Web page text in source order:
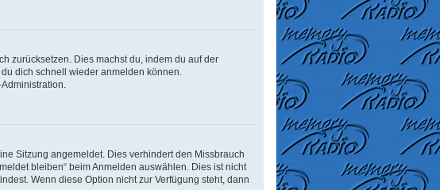
zurücksetzen. Dies machst du, indem du auf der
dich schnell wieder anmelden können.
Sitzung angemeldet. Dies verhindert den Missbrauch
bleiben“ beim Anmelden auswählen. Dies ist nicht
Wenn diese Option nicht zur Verfügung steht, dann